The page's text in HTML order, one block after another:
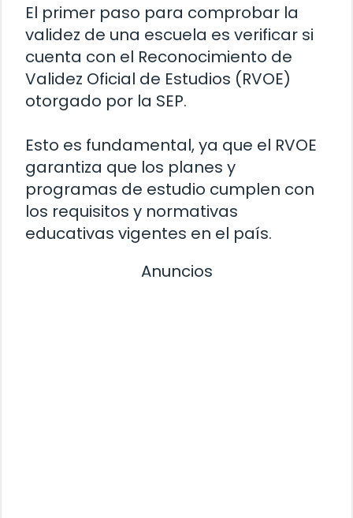
El primer paso para comprobar la
validez de una escuela es verificar si
cuenta con el Reconocimiento de
Validez Oficial de Estudios (RVOE)
otorgado por la SEP.
Esto es fundamental, ya que el RVOE
garantiza que los planes y
programas de estudio cumplen con
los requisitos y normativas
educativas vigentes en el país.
Anuncios